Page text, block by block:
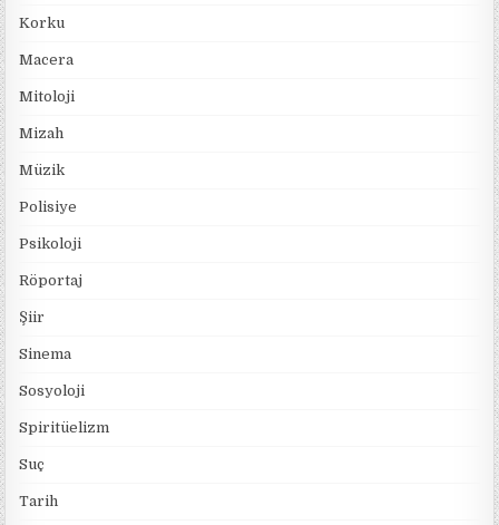
Korku
Macera
Mitoloji
Mizah
Müzik
Polisiye
Psikoloji
Röportaj
Şiir
Sinema
Sosyoloji
Spiritüelizm
Suç
Tarih